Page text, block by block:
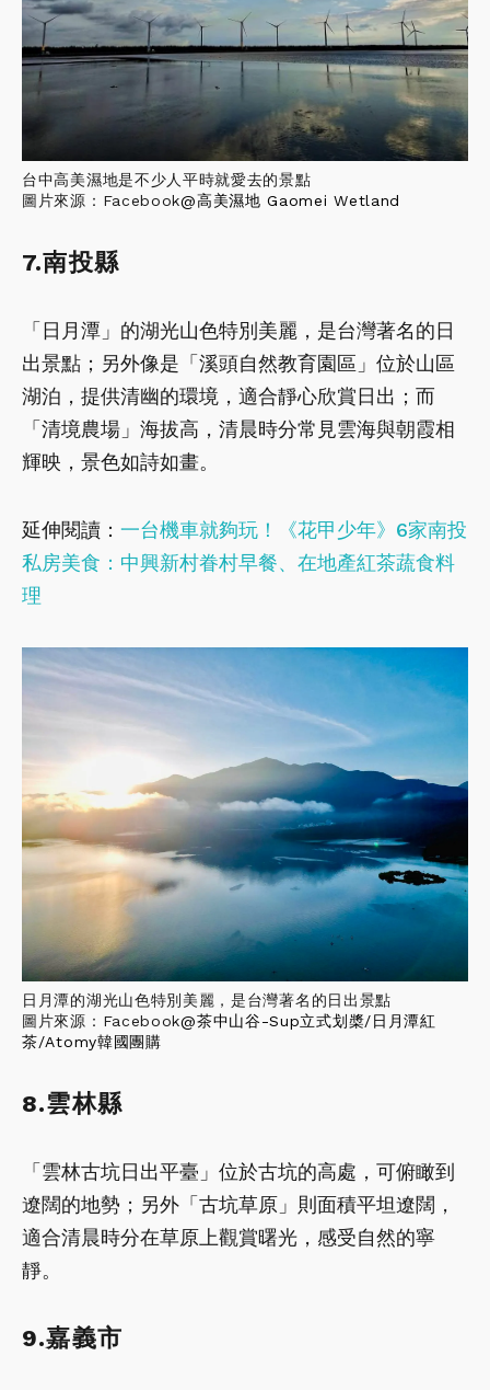
台中高美濕地是不少人平時就愛去的景點
圖片來源：Facebook@高美濕地 Gaomei Wetland
7.南投縣
「日月潭」的湖光山色特別美麗，是台灣著名的日
出景點；另外像是「溪頭自然教育園區」位於山區
湖泊，提供清幽的環境，適合靜心欣賞日出；而
「清境農場」海拔高，清晨時分常見雲海與朝霞相
輝映，景色如詩如畫。
延伸閱讀： 一台機車就夠玩！《花甲少年》6家南投
私房美食：中興新村眷村早餐、在地產紅茶蔬食料
理
日月潭的湖光山色特別美麗，是台灣著名的日出景點
圖片來源：Facebook@茶中山谷-Sup立式划槳/日月潭紅
茶/Atomy韓國團購
8.雲林縣
「雲林古坑日出平臺」位於古坑的高處，可俯瞰到
遼闊的地勢；另外「古坑草原」則面積平坦遼闊，
適合清晨時分在草原上觀賞曙光，感受自然的寧
靜。
9.嘉義市